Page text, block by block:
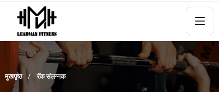
मुखपृष्ठ रॅक संलग्नक